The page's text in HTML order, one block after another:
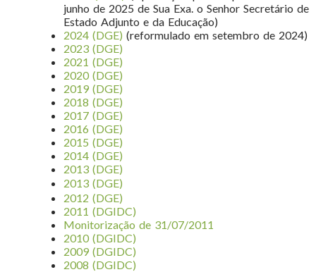
junho de 2025 de Sua Exa. o Senhor Secretário de
Estado Adjunto e da Educação)
2024 (DGE) (reformulado em setembro de 2024)
2023 (DGE)
2021 (DGE)
2020 (DGE)
2019 (DGE)
2018 (DGE)
2017 (DGE)
2016 (DGE)
2015 (DGE)
2014 (DGE)
2013 (DGE)
2013 (DGE)
2012 (DGE)
2011 (DGIDC)
Monitorização de 31/07/2011
2010 (DGIDC)
2009 (DGIDC)
2008 (DGIDC)